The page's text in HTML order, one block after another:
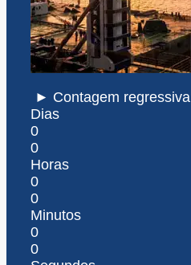
► Contagem regressiva
Dias
0
0
Horas
0
0
Minutos
0
0